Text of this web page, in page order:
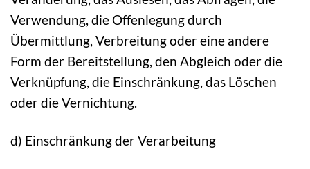
Verwendung, die Offenlegung durch
Übermittlung, Verbreitung oder eine andere
Form der Bereitstellung, den Abgleich oder die
Verknüpfung, die Einschränkung, das Löschen
oder die Vernichtung.
d) Einschränkung der Verarbeitung